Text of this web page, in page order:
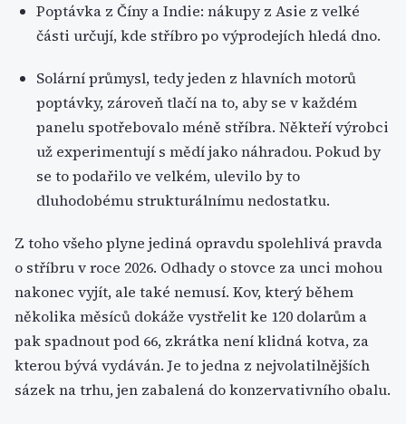
Poptávka z Číny a Indie: nákupy z Asie z velké
části určují, kde stříbro po výprodejích hledá dno.
Solární průmysl, tedy jeden z hlavních motorů
poptávky, zároveň tlačí na to, aby se v každém
panelu spotřebovalo méně stříbra. Někteří výrobci
už experimentují s mědí jako náhradou. Pokud by
se to podařilo ve velkém, ulevilo by to
dluhodobému strukturálnímu nedostatku.
Z toho všeho plyne jediná opravdu spolehlivá pravda
o stříbru v roce 2026. Odhady o stovce za unci mohou
nakonec vyjít, ale také nemusí. Kov, který během
několika měsíců dokáže vystřelit ke 120 dolarům a
pak spadnout pod 66, zkrátka není klidná kotva, za
kterou bývá vydáván. Je to jedna z nejvolatilnějších
sázek na trhu, jen zabalená do konzervativního obalu.